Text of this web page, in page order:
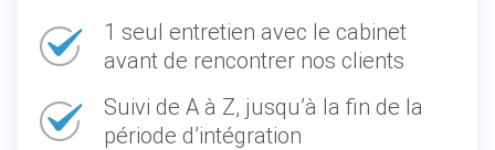
1 seul entretien avec le cabinet
avant de rencontrer nos clients
Suivi de A à Z, jusqu’à la fin de la
période d’intégration